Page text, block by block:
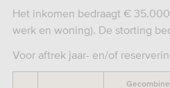
Het inkomen bedraagt €
werk en woning). De storting
Voor aftrek jaar- en/of